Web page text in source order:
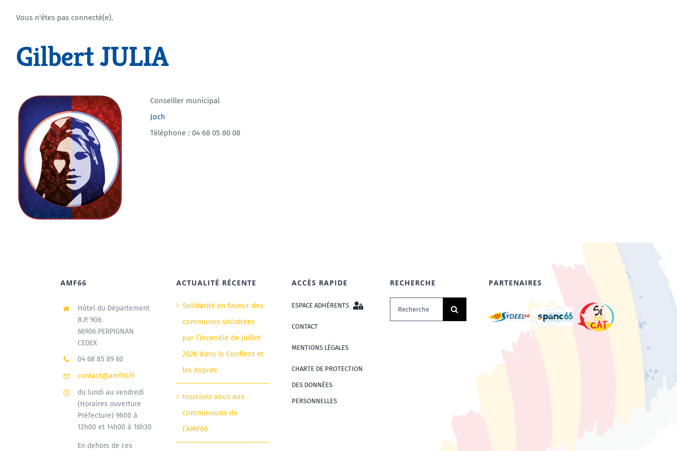
Vous n'êtes pas connecté(e).
Gilbert JULIA
Conseiller municipal
Joch
Téléphone : 04 68 05 80 08
AMF66
Hôtel du Département
B.P. 906
66906 PERPIGNAN
CEDEX
04 68 85 89 60
contact@amf66.fr
du lundi au vendredi
(Horaires ouverture
Préfecture) 9h00 à
12h00 et 14h00 à 16h30
En dehors de ces
ACTUALITÉ RÉCENTE
Solidarité en faveur des
communes sinistrées
par l’incendie de juillet
2026 dans le Conflent et
les Aspres
Inscrivez vous aux
commissions de
l’AMF66
ACCÈS RAPIDE
ESPACE ADHÉRENTS
CONTACT
MENTIONS LÉGALES
CHARTE DE PROTECTION
DES DONNÉES
PERSONNELLES
RECHERCHE
Rechercher:
PARTENAIRES